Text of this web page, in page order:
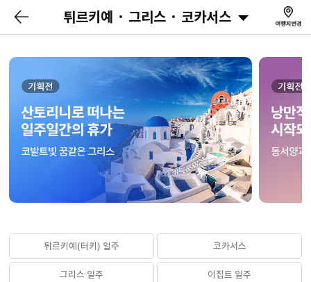
튀르키예 · 그리스 · 코카서스
튀르키예(터키) 일주 코카서스
그리스 일주 이집트 일주